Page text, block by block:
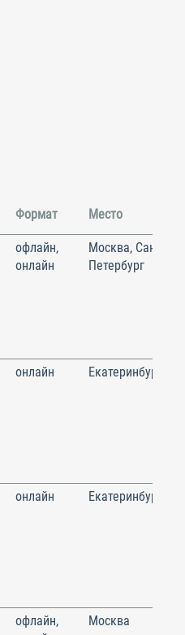
Формат Место
офлайн,
онлайн
Москва, Санкт-
Петербург
онлайн Екатеринбург
онлайн Екатеринбург
офлайн,
Москва